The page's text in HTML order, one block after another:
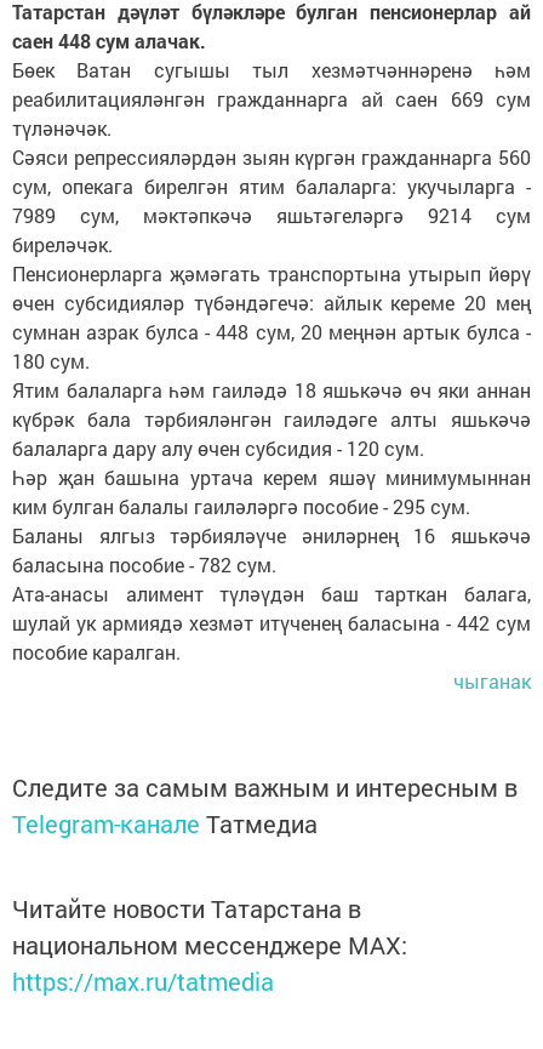
Татарстан дәүләт бүләкләре булган пенсионерлар ай
саен 448 сум алачак.
Бөек Ватан сугышы тыл хезмәтчәннәренә һәм
реабилитацияләнгән гражданнарга ай саен 669 сум
түләнәчәк.
Сәяси репрессияләрдән зыян күргән гражданнарга 560
сум, опекага бирелгән ятим балаларга: укучыларга -
7989 сум, мәктәпкәчә яшьтәгеләргә 9214 сум
биреләчәк.
Пенсионерларга җәмәгать транспортына утырып йөрү
өчен субсидияләр түбәндәгечә: айлык кереме 20 мең
сумнан азрак булса - 448 сум, 20 меңнән артык булса -
180 сум.
Ятим балаларга һәм гаиләдә 18 яшькәчә өч яки аннан
күбрәк бала тәрбияләнгән гаиләдәге алты яшькәчә
балаларга дару алу өчен субсидия - 120 сум.
Һәр җан башына уртача керем яшәү минимумыннан
ким булган балалы гаиләләргә пособие - 295 сум.
Баланы ялгыз тәрбияләүче әниләрнең 16 яшькәчә
баласына пособие - 782 сум.
Ата-анасы алимент түләүдән баш тарткан балага,
шулай ук армиядә хезмәт итүченең баласына - 442 сум
пособие каралган.
чыганак
Следите за самым важным и интересным в
Telegram-канале Татмедиа
Читайте новости Татарстана в
национальном мессенджере MАХ:
https://max.ru/tatmedia